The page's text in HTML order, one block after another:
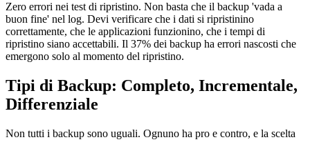
Zero errori nei test di ripristino. Non basta che il backup 'vada a
buon fine' nel log. Devi verificare che i dati si ripristinino
correttamente, che le applicazioni funzionino, che i tempi di
ripristino siano accettabili. Il 37% dei backup ha errori nascosti che
emergono solo al momento del ripristino.
Tipi di Backup: Completo, Incrementale,
Differenziale
Non tutti i backup sono uguali. Ognuno ha pro e contro, e la scelta